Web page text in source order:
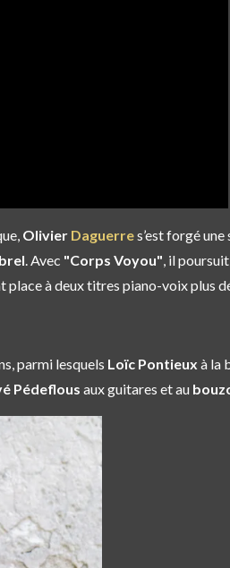
Olivier Daguerres’est forgé
. Avec "Corps Voyou", il
place à deux titres piano-voix plus
parmi lesquels Loïc Pontieux à la
Pédeflous aux guitares et au